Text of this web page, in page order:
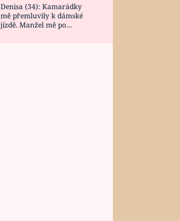
Denisa (34): Kamarádky
mě přemluvily k dámské
jízdě. Manžel mě po